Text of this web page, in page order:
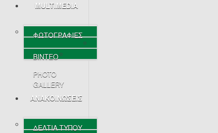
MULTIMEDIA
ΦΩΤΟΓΡΑΦΙΕΣ
ΒΙΝΤΕΟ
PHOTO
GALLERY
ΑΝΑΚΟΙΝΩΣΕΙΣ
ΔΕΛΤΙΑ ΤΥΠΟΥ